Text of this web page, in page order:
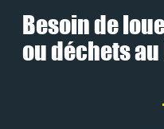
Besoin de
ou déchets